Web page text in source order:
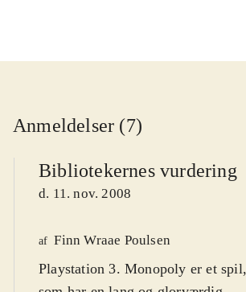
Anmeldelser (7)
Bibliotekernes vurdering
d. 11. nov. 2008
af Finn Wraae Poulsen
Playstation 3. Monopoly er et spil,